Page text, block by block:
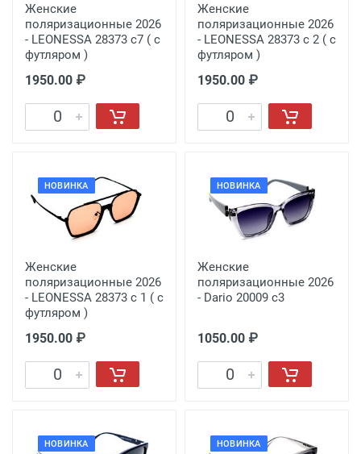
Женские
поляризационные 2026
- LEONESSA 28373 с7 ( с
футляром )
1950.00 ₽
Женские
поляризационные 2026
- LEONESSA 28373 с 2 ( с
футляром )
1950.00 ₽
НОВИНКА
Женские
поляризационные 2026
- LEONESSA 28373 с 1 ( с
футляром )
1950.00 ₽
НОВИНКА
Женские
поляризационные 2026
- Dario 20009 с3
1050.00 ₽
НОВИНКА НОВИНКА